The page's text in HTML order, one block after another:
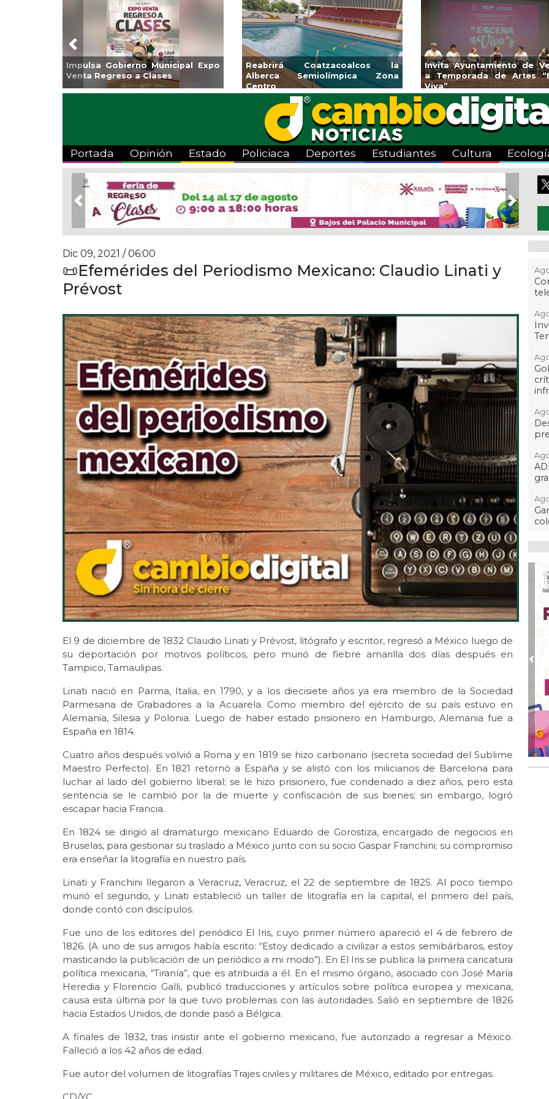
de Veracruz
“Escena
Aplicará CMAS el Programa de
Tandeo durante agosto
Guarniciones y banquetas para la
colonia El Mango en Pánuco
Emprendedores de
exponen en
Bicentenario
Previous
Portada Opinión Estado Policiaca Deportes Estudiantes Cultura
Previous Next
Dic 09, 2021 / 06:00
📜Efemérides del Periodismo Mexicano: Claudio Linati y
Prévost
El 9 de diciembre de 1832 Claudio Linati y Prévost, litógrafo y escritor, regresó a México luego de
su deportación por motivos políticos, pero murió de fiebre amarilla dos días después en
Tampico, Tamaulipas.
Linati nació en Parma, Italia, en 1790, y a los diecisiete años ya era miembro de la Sociedad
Parmesana de Grabadores a la Acuarela. Como miembro del ejército de su país estuvo en
Alemania, Silesia y Polonia. Luego de haber estado prisionero en Hamburgo, Alemania fue a
España en 1814.
Cuatro años después volvió a Roma y en 1819 se hizo carbonario (secreta sociedad del Sublime
Maestro Perfecto). En 1821 retornó a España y se alistó con los milicianos de Barcelona para
luchar al lado del gobierno liberal; se le hizo prisionero, fue condenado a diez años, pero esta
sentencia se le cambió por la de muerte y confiscación de sus bienes; sin embargo, logró
escapar hacia Francia.
En 1824 se dirigió al dramaturgo mexicano Eduardo de Gorostiza, encargado de negocios en
Bruselas, para gestionar su traslado a México junto con su socio Gaspar Franchini; su compromiso
era enseñar la litografía en nuestro país.
Linati y Franchini llegaron a Veracruz, Veracruz, el 22 de septiembre de 1825. Al poco tiempo
murió el segundo, y Linati estableció un taller de litografía en la capital, el primero del país,
donde contó con discípulos.
Fue uno de los editores del periódico El Iris, cuyo primer número apareció el 4 de febrero de
1826. (A uno de sus amigos había escrito: “Estoy dedicado a civilizar a estos semibárbaros, estoy
masticando la publicación de un periódico a mi modo”). En El Iris se publica la primera caricatura
política mexicana, “Tiranía”, que es atribuida a él. En el mismo órgano, asociado con José María
Heredia y Florencio Galli, publicó traducciones y artículos sobre política europea y mexicana,
causa esta última por la que tuvo problemas con las autoridades. Salió en septiembre de 1826
hacia Estados Unidos, de donde pasó a Bélgica.
A finales de 1832, tras insistir ante el gobierno mexicano, fue autorizado a regresar a México.
Falleció a los 42 años de edad.
Fue autor del volumen de litografías Trajes civiles y militares de México, editado por entregas.
la
y